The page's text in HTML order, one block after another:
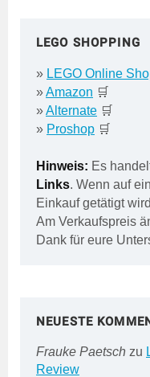
LEGO SHOPPING
» LEGO Online
»Amazon 🛒
»Alternate 🛒
» Proshop 🛒
Hinweis: Es
Links. Wenn auf
Einkauf getätigt
Am Verkaufspreis
Dank für eure
NEUESTE
Frauke Paetsch zu
Review